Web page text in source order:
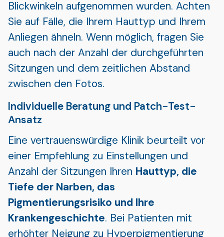
Blickwinkeln aufgenommen wurden. Achten
Sie auf Fälle, die Ihrem Hauttyp und Ihrem
Anliegen ähneln. Wenn möglich, fragen Sie
auch nach der Anzahl der durchgeführten
Sitzungen und dem zeitlichen Abstand
zwischen den Fotos.
Individuelle Beratung und Patch-Test-
Ansatz
Eine vertrauenswürdige Klinik beurteilt vor
einer Empfehlung zu Einstellungen und
Anzahl der Sitzungen Ihren Hauttyp, die
Tiefe der Narben, das
Pigmentierungsrisiko und Ihre
Krankengeschichte. Bei Patienten mit
erhöhter Neigung zu Hyperpigmentierung